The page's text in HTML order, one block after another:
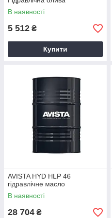
В наявності
5 512 ₴
Купити
AVISTA HYD HLP 46
гідравлічне масло
В наявності
28 704 ₴